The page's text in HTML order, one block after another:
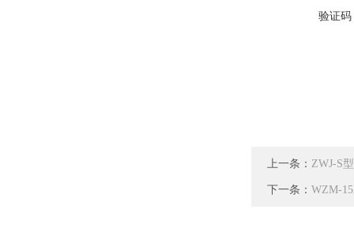
验证码
上一条： ZWJ-S
下一条： WZM-